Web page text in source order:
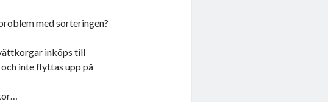
med sorteringen?
inköps till
inte flyttas upp på